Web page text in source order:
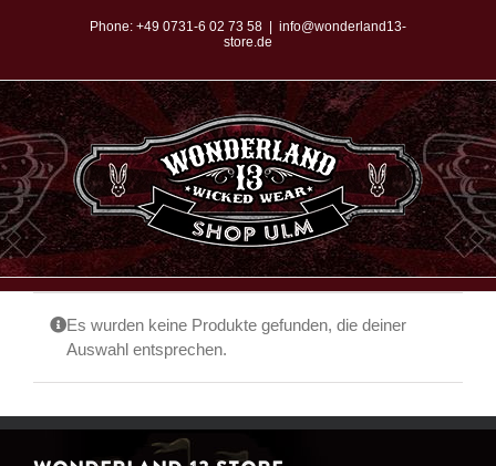
springen
Phone: +49 0731-6 02 73 58
info@wonderland13-
store.de
Es wurden keine Produkte gefunden, die deiner
Auswahl entsprechen.